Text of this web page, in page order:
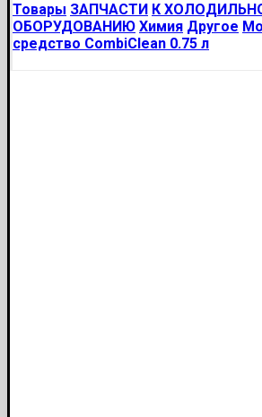
Товары ЗАПЧАСТИ К
ОБОРУДОВАНИЮ Химия Другое
средство CombiClean 0.75 л